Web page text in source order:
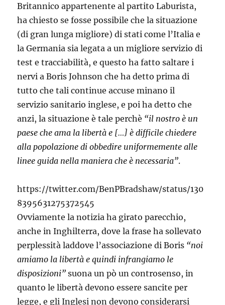
Britannico appartenente al partito Laburista,
ha chiesto se fosse possibile che la situazione
(di gran lunga migliore) di stati come l’Italia e
la Germania sia legata a un migliore servizio di
test e tracciabilità, e questo ha fatto saltare i
nervi a Boris Johnson che ha detto prima di
tutto che tali continue accuse minano il
servizio sanitario inglese, e poi ha detto che
anzi, la situazione è tale perchè “il nostro è un
paese che ama la libertà e […] è difficile chiedere
alla popolazione di obbedire uniformemente alle
linee guida nella maniera che è necessaria”.
https://twitter.com/BenPBradshaw/status/130
8395631275372545
Ovviamente la notizia ha girato parecchio,
anche in Inghilterra, dove la frase ha sollevato
perplessità laddove l’associazione di Boris “noi
amiamo la libertà e quindi infrangiamo le
disposizioni” suona un pò un controsenso, in
quanto le libertà devono essere sancite per
legge, e gli Inglesi non devono considerarsi